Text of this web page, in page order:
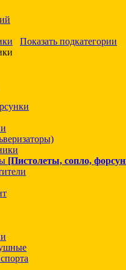
Показать подкатегории
[Пистолеты, сопло,